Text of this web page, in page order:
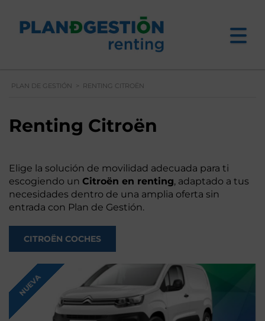
PLAN DE GESTIÓN > RENTING CITROËN
Renting Citroën
Elige la solución de movilidad adecuada para ti
escogiendo un Citroën en renting, adaptado a tus
necesidades dentro de una amplia oferta sin
entrada con Plan de Gestión.
CITROËN COCHES
NUEVA